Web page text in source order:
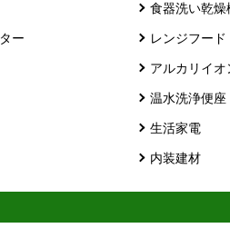
食器洗い乾燥
ー レンジフード
アルカリイオ
温水洗浄便座
生活家電
内装建材